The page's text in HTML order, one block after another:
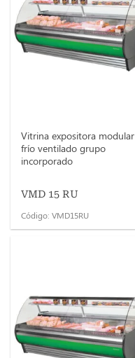
Vitrina expositora modular
frío ventilado grupo
incorporado
VMD 15 RU
Código: VMD15RU